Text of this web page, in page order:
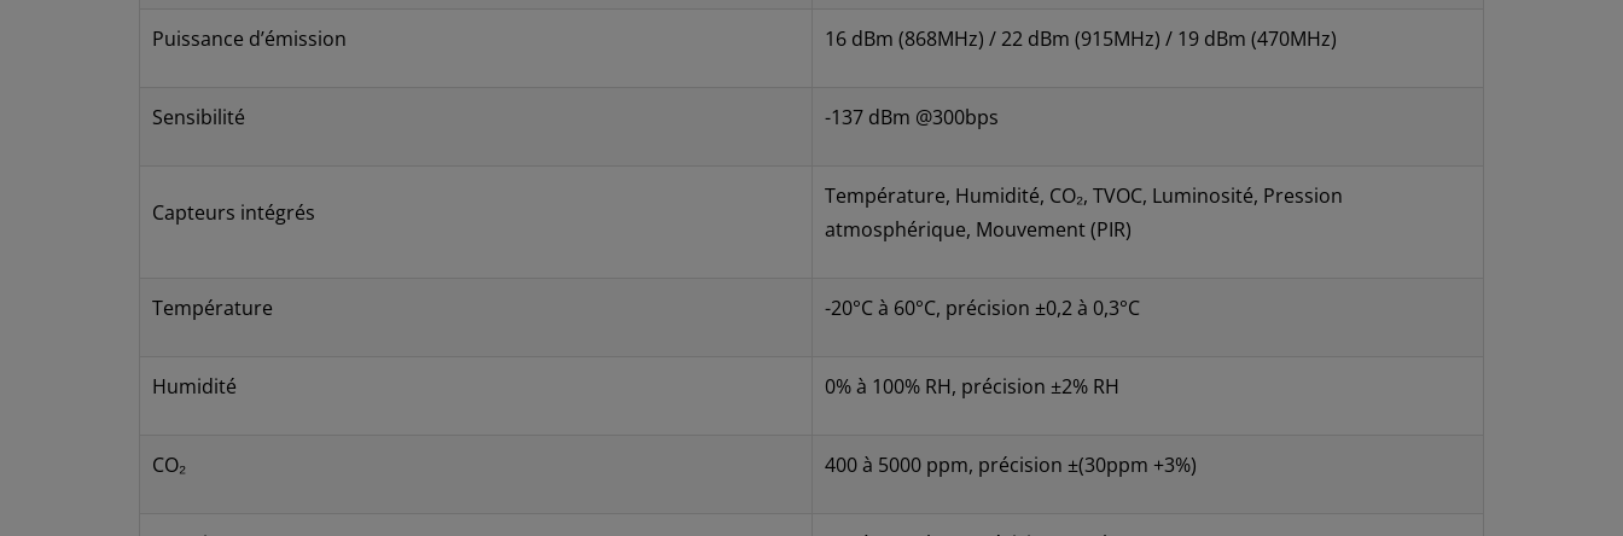
Puissance d’émission 16 dBm (868MHz) / 22 dBm (915MHz) / 19 dBm (470MHz)
Sensibilité -137 dBm @300bps
Capteurs intégrés
Température, Humidité, CO₂, TVOC, Luminosité, Pression
atmosphérique, Mouvement (PIR)
Température -20°C à 60°C, précision ±0,2 à 0,3°C
Humidité 0% à 100% RH, précision ±2% RH
CO₂ 400 à 5000 ppm, précision ±(30ppm +3%)